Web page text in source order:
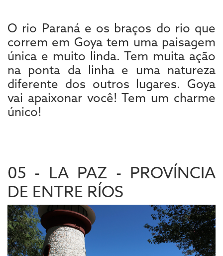
O rio Paraná e os braços do rio que
correm em Goya tem uma paisagem
única e muito linda. Tem muita ação
na ponta da linha e uma natureza
diferente dos outros lugares. Goya
vai apaixonar você! Tem um charme
único!
05 - LA PAZ - PROVÍNCIA
DE ENTRE RÍOS